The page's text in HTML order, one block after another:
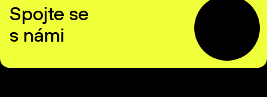
Spojte se
s námi